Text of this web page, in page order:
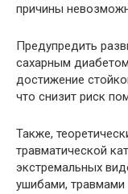
причины
Предупредить
сахарным
достижение
что снизит риск
Также,
травматической
экстремальных
ушибами, травмами